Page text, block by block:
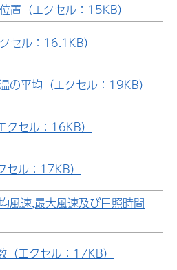
置（エクセル：15KB）
セル：16.1KB）
の平均（エクセル：19KB）
クセル：16KB）
セル：17KB）
風速,最大風速及び日照時間
（エクセル：17KB）